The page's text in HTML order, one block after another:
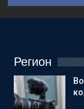
Регион